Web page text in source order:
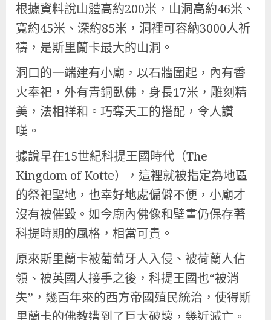
根據資料說山體高約200米，山洞高約46米、
寬約45米、深約85米，洞裡可容納3000人祈
禱，是斯里蘭卡最大的山洞。
洞口的一端建有小廟，以石牆圍起，內有香
火奉祀，外有青銅臥佛，身長17米，雕刻精
美，法相祥和。巧奪天工的搭配，令人讚
嘆。
據說早在15世紀科提王國時代（The
Kingdom of Kotte），這裡就被指定為地區
的祭祀聖地，也幸好地處偏僻不便，小廟才
沒有被催毀。如今廟內佛像和壁畫仍保存著
科提時期的風格，相當可貴。
原來斯里蘭卡被葡萄牙人入侵、被荷蘭人佔
領、被英國人接手之後，科提王國也“被消
失”，幾百年來的西方帝國殖民統治，使得斯
里蘭卡的佛教遭到了巨大破壞，幾近滅亡。